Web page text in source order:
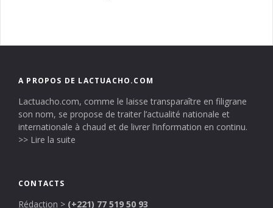
A PROPOS DE LACTUACHO.COM
Lactuacho.com, comme le laisse transparaître en filigrane
son nom, se propose de traiter l’actualité nationale et
internationale à chaud et de livrer l’information en continu.
>> Lire la suite
CONTACTS
Rédaction > (+221) 77 519 50 93